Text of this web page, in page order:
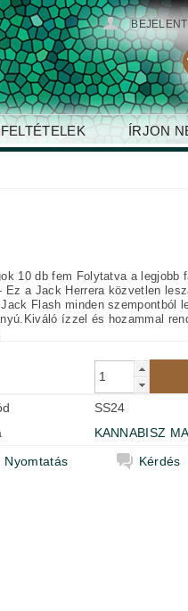
ÍRJON
10 db fem Folytatva a legjobb
Ez a Jack Herrera közvetlen
Flash minden szempontból
ízzel és hozammal
SS24
KANNABISZ
Nyomtatás
Kérdés